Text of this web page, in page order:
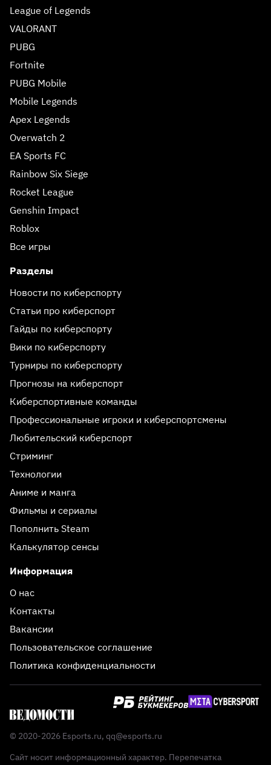
League of Legends
VALORANT
PUBG
Fortnite
PUBG Mobile
Mobile Legends
Apex Legends
Overwatch 2
EA Sports FC
Rainbow Six Siege
Rocket League
Genshin Impact
Roblox
Все игры
Разделы
Новости по киберспорту
Статьи про киберспорт
Гайды по киберспорту
Вики по киберспорту
Турниры по киберспорту
Прогнозы на киберспорт
Киберспортивные команды
Профессиональные игроки и киберспортсмены
Любительский киберспорт
Стриминг
Технологии
Аниме и манга
Фильмы и сериалы
Пополнить Steam
Калькулятор сенсы
Информация
О нас
Контакты
Вакансии
Пользовательское соглашение
Политика конфиденциальности
© 2020-2026 Esports.ru, qq@esports.ru
Сайт носит информационный характер. Перепечатка